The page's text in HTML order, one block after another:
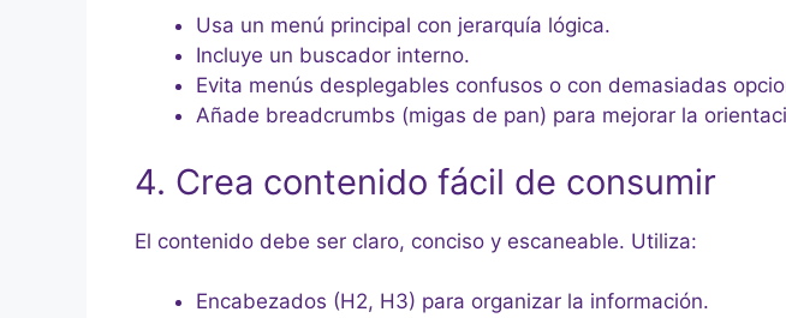
Usa un menú principal con jerarquía lógica.
Incluye un buscador interno.
Evita menús desplegables confusos o con demasiadas
Añade breadcrumbs (migas de pan) para mejorar la
4. Crea contenido fácil de consumir
El contenido debe ser claro, conciso y escaneable. Utiliza:
Encabezados (H2, H3) para organizar la información.